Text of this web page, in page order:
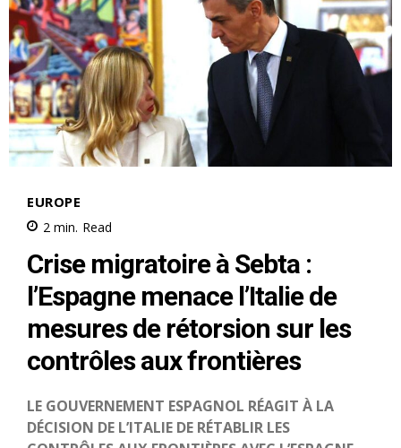
l'information
S'ABONNER MAINTENANT
Insight Publications
Nous contacter